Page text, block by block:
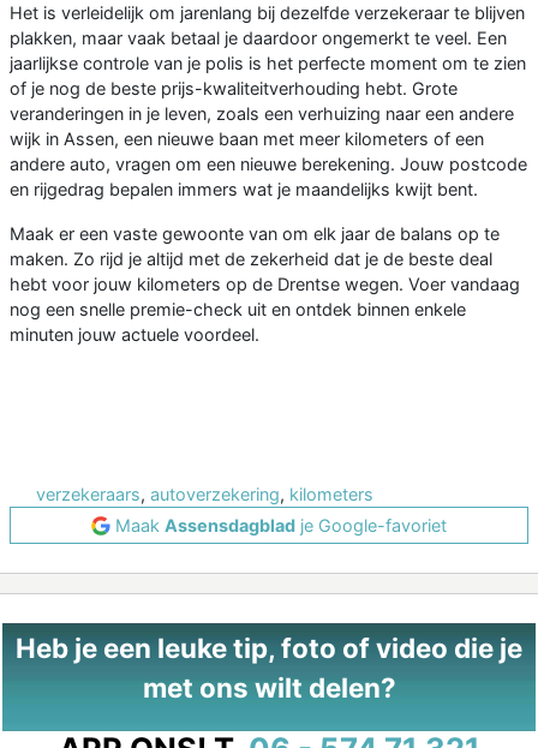
Het is verleidelijk om jarenlang bij dezelfde verzekeraar te blijven
plakken, maar vaak betaal je daardoor ongemerkt te veel. Een
jaarlijkse controle van je polis is het perfecte moment om te zien
of je nog de beste prijs-kwaliteitverhouding hebt. Grote
veranderingen in je leven, zoals een verhuizing naar een andere
wijk in Assen, een nieuwe baan met meer kilometers of een
andere auto, vragen om een nieuwe berekening. Jouw postcode
en rijgedrag bepalen immers wat je maandelijks kwijt bent.
Maak er een vaste gewoonte van om elk jaar de balans op te
maken. Zo rijd je altijd met de zekerheid dat je de beste deal
hebt voor jouw kilometers op de Drentse wegen. Voer vandaag
nog een snelle premie-check uit en ontdek binnen enkele
minuten jouw actuele voordeel.
verzekeraars, autoverzekering, kilometers
Maak Assensdagblad je Google-favoriet
Heb je een leuke tip, foto of video die je
met ons wilt delen?